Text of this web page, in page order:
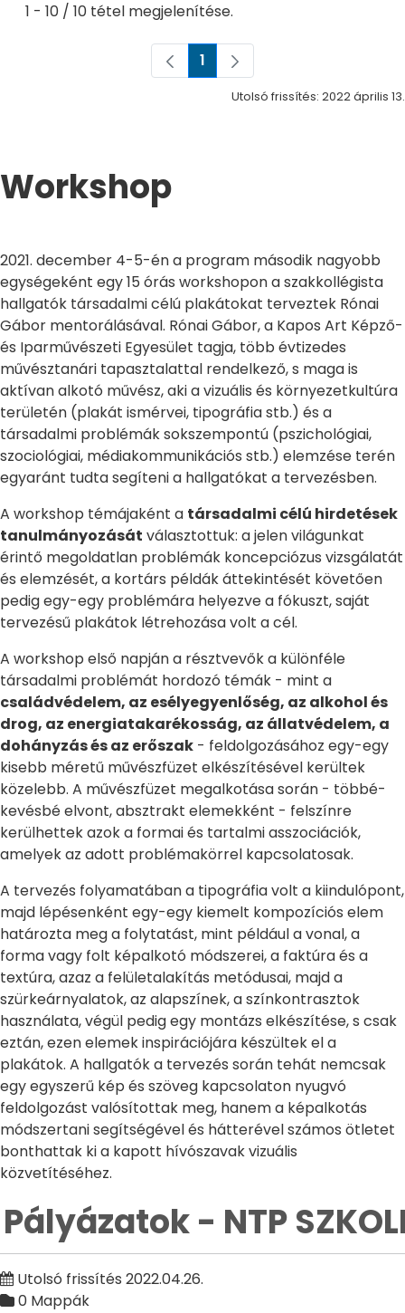
1 - 10 / 10 tétel megjelenítése.
Oldal
1
Utolsó frissítés: 2022 április 13.
Workshop
2021. december 4-5-én a program második nagyobb
egységeként egy 15 órás workshopon a szakkollégista
hallgatók társadalmi célú plakátokat terveztek Rónai
Gábor mentorálásával. Rónai Gábor, a Kapos Art Képző-
és Iparművészeti Egyesület tagja, több évtizedes
művésztanári tapasztalattal rendelkező, s maga is
aktívan alkotó művész, aki a vizuális és környezetkultúra
területén (plakát ismérvei, tipográfia stb.) és a
társadalmi problémák sokszempontú (pszichológiai,
szociológiai, médiakommunikációs stb.) elemzése terén
egyaránt tudta segíteni a hallgatókat a tervezésben.
A workshop témájaként a társadalmi célú hirdetések
tanulmányozását választottuk: a jelen világunkat
érintő megoldatlan problémák koncepciózus vizsgálatát
és elemzését, a kortárs példák áttekintését követően
pedig egy-egy problémára helyezve a fókuszt, saját
tervezésű plakátok létrehozása volt a cél.
A workshop első napján a résztvevők a különféle
társadalmi problémát hordozó témák - mint a
családvédelem, az esélyegyenlőség, az alkohol és
drog, az energiatakarékosság, az állatvédelem, a
dohányzás és az erőszak - feldolgozásához egy-egy
kisebb méretű művészfüzet elkészítésével kerültek
közelebb. A művészfüzet megalkotása során - többé-
kevésbé elvont, absztrakt elemekként - felszínre
kerülhettek azok a formai és tartalmi asszociációk,
amelyek az adott problémakörrel kapcsolatosak.
A tervezés folyamatában a tipográfia volt a kiindulópont,
majd lépésenként egy-egy kiemelt kompozíciós elem
határozta meg a folytatást, mint például a vonal, a
forma vagy folt képalkotó módszerei, a faktúra és a
textúra, azaz a felületalakítás metódusai, majd a
szürkeárnyalatok, az alapszínek, a színkontrasztok
használata, végül pedig egy montázs elkészítése, s csak
eztán, ezen elemek inspirációjára készültek el a
plakátok. A hallgatók a tervezés során tehát nemcsak
egy egyszerű kép és szöveg kapcsolaton nyugvó
feldolgozást valósítottak meg, hanem a képalkotás
módszertani segítségével és hátterével számos ötletet
bonthattak ki a kapott hívószavak vizuális
közvetítéséhez.
Pályázatok - NTP
Utolsó frissítés 2022.04.26.
0 Mappák